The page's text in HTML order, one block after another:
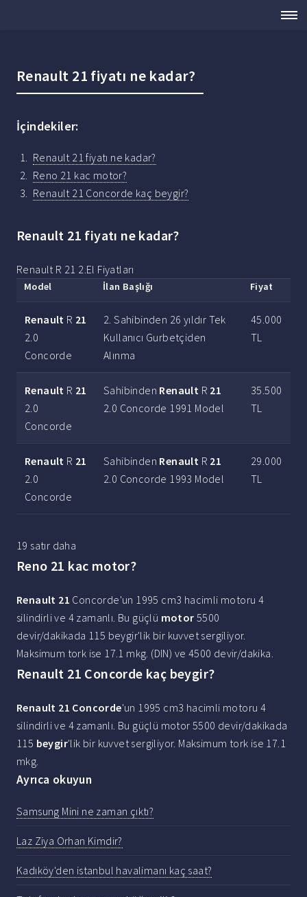
Renault 21 fiyatı ne kadar?
İçindekiler:
Renault 21 fiyatı ne kadar?
Reno 21 kac motor?
Renault 21 Concorde kaç beygir?
Renault 21 fiyatı ne kadar?
Renault R 21 2.El Fiyatları
Model İlan Başlığı Fiyat
Renault R 21
2.0
Concorde
2. Sahibinden 26 yıldır Tek
Kullanıcı Gurbetçiden
Alınma
45.000
TL
Renault R 21
2.0
Concorde
Sahibinden Renault R 21
2.0 Concorde 1991 Model
35.500
TL
Renault R 21
2.0
Concorde
Sahibinden Renault R 21
2.0 Concorde 1993 Model
29.000
TL
19 satır daha
Reno 21 kac motor?
Renault 21 Concorde'un 1995 cm3 hacimli motoru 4
silindirli ve 4 zamanlı. Bu güçlü motor 5500
devir/dakikada 115 beygir'lik bir kuvvet sergiliyor.
Maksimum tork ise 17.1 mkg. (DIN) ve 4500 devir/dakika.
Renault 21 Concorde kaç beygir?
Renault 21 Concorde'un 1995 cm3 hacimli motoru 4
silindirli ve 4 zamanlı. Bu güçlü motor 5500 devir/dakikada
115 beygir'lik bir kuvvet sergiliyor. Maksimum tork ise 17.1
mkg.
Ayrıca okuyun
Samsung Mini ne zaman çıktı?
Laz Ziya Orhan Kimdir?
Kadıköy'den istanbul havalimanı kaç saat?